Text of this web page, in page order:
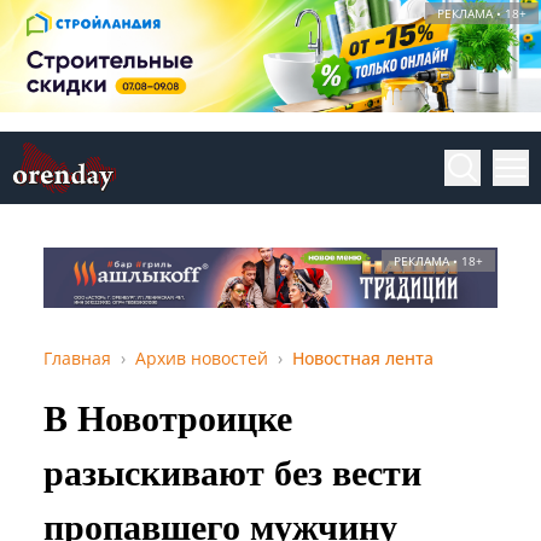
РЕКЛАМА • 18+
РЕКЛАМА • 18+
Главная Архив новостей Новостная лента
В Новотроицке
разыскивают без вести
пропавшего мужчину